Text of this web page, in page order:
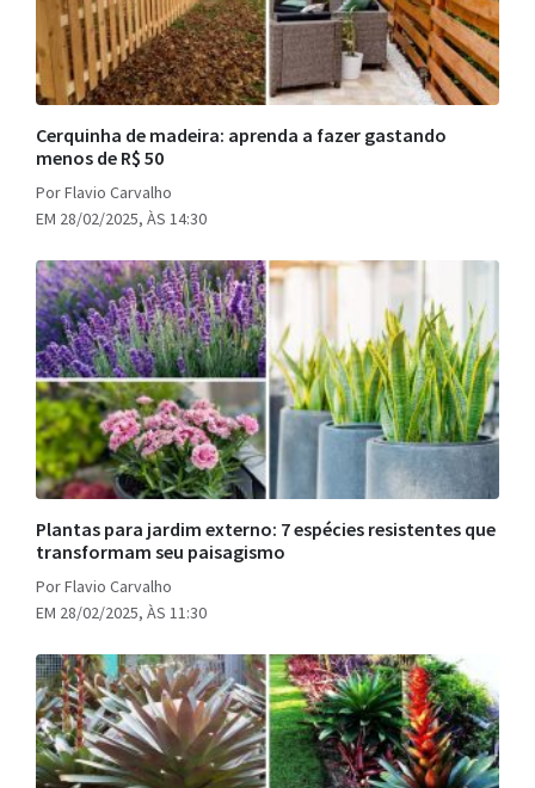
Cerquinha de madeira: aprenda a fazer gastando
menos de R$ 50
Por Flavio Carvalho
EM 28/02/2025, ÀS 14:30
Plantas para jardim externo: 7 espécies resistentes que
transformam seu paisagismo
Por Flavio Carvalho
EM 28/02/2025, ÀS 11:30